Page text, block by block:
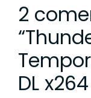
2
“
DL